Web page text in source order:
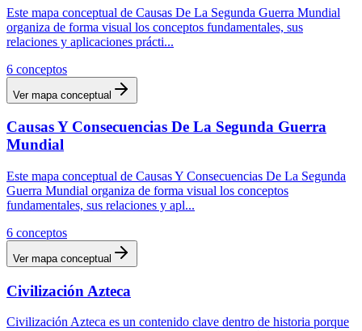
Este mapa conceptual de Causas De La Segunda Guerra Mundial
organiza de forma visual los conceptos fundamentales, sus
relaciones y aplicaciones prácti...
6 conceptos
Ver mapa conceptual
Causas Y Consecuencias De La Segunda Guerra
Mundial
Este mapa conceptual de Causas Y Consecuencias De La Segunda
Guerra Mundial organiza de forma visual los conceptos
fundamentales, sus relaciones y apl...
6 conceptos
Ver mapa conceptual
Civilización Azteca
Civilización Azteca es un contenido clave dentro de historia porque